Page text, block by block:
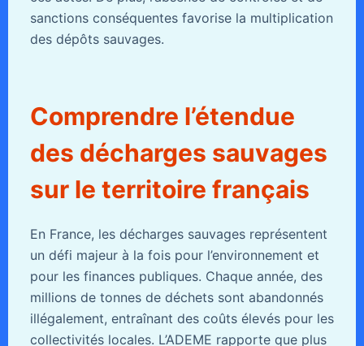
sanctions conséquentes favorise la multiplication
des dépôts sauvages.
Comprendre l’étendue
des décharges sauvages
sur le territoire français
En France, les décharges sauvages représentent
un défi majeur à la fois pour l’environnement et
pour les finances publiques. Chaque année, des
millions de tonnes de déchets sont abandonnés
illégalement, entraînant des coûts élevés pour les
collectivités locales. L’ADEME rapporte que plus